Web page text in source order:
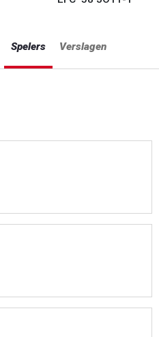
Spelers Verslagen